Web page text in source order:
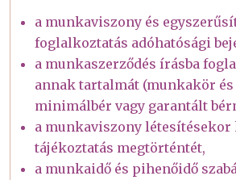
a munkaviszony és
foglalkoztatás adóhatósági
a munkaszerződés írásba
annak tartalmát (munkakör és
minimálbér vagy garantált
a munkaviszony létesítésekor
tájékoztatás megtörténtét,
a munkaidő és pihenőidő